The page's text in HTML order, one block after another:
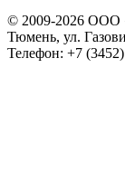
© 2009-2026 ООО
Тюмень, ул.
Телефон: +7